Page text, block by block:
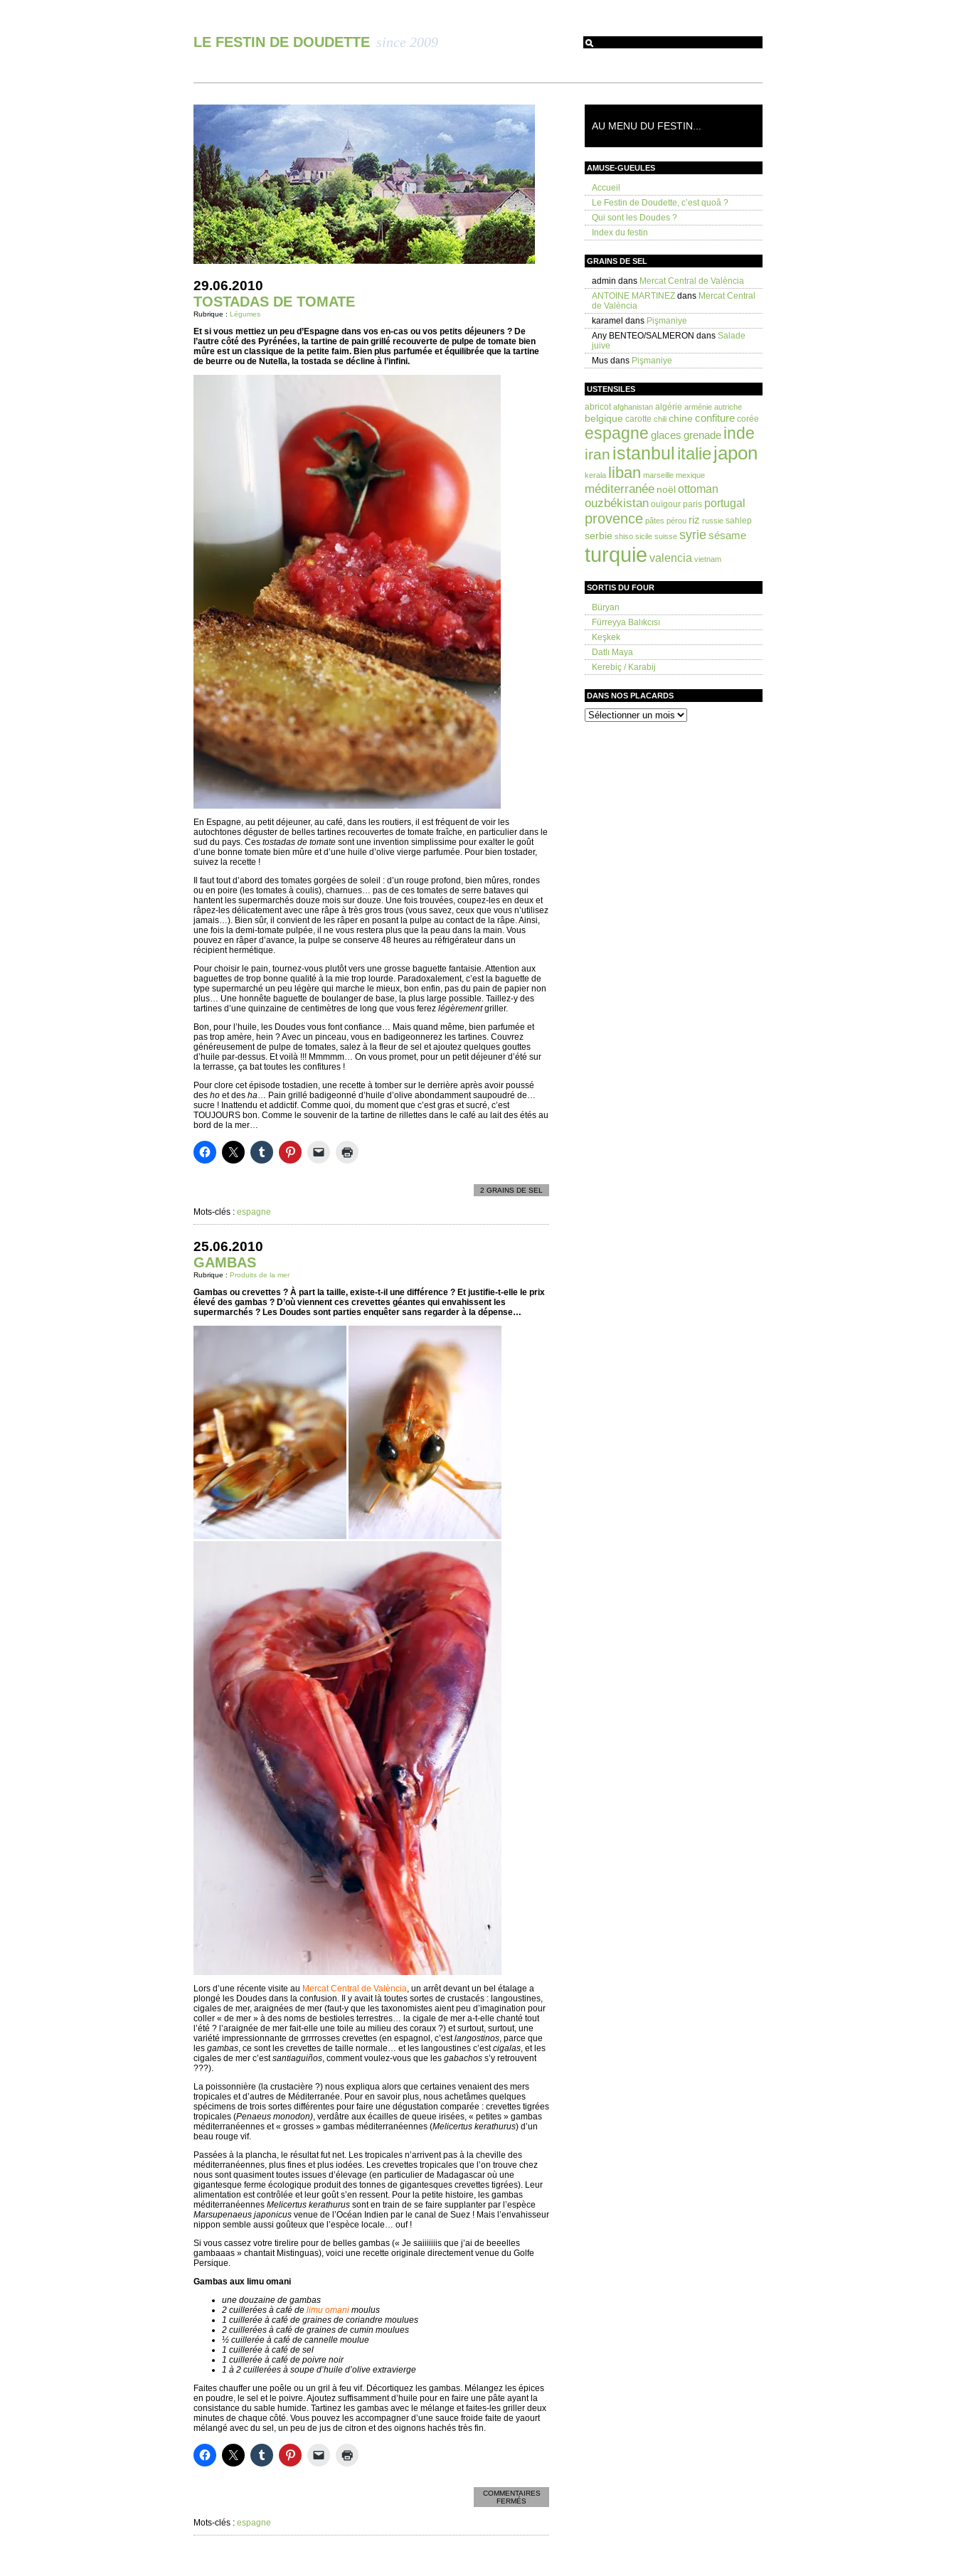
LE FESTIN DE DOUDETTE since 2009
29.06.2010
TOSTADAS DE TOMATE
Rubrique : Légumes
Et si vous mettiez un peu d’Espagne dans vos en-cas ou vos petits déjeuners ? De
l’autre côté des Pyrénées, la tartine de pain grillé recouverte de pulpe de tomate bien
mûre est un classique de la petite faim. Bien plus parfumée et équilibrée que la tartine
de beurre ou de Nutella, la tostada se décline à l’infini.
En Espagne, au petit déjeuner, au café, dans les routiers, il est fréquent de voir les
autochtones déguster de belles tartines recouvertes de tomate fraîche, en particulier dans le
sud du pays. Ces tostadas de tomate sont une invention simplissime pour exalter le goût
d’une bonne tomate bien mûre et d’une huile d’olive vierge parfumée. Pour bien tostader,
suivez la recette !
Il faut tout d’abord des tomates gorgées de soleil : d’un rouge profond, bien mûres, rondes
ou en poire (les tomates à coulis), charnues… pas de ces tomates de serre bataves qui
hantent les supermarchés douze mois sur douze. Une fois trouvées, coupez-les en deux et
râpez-les délicatement avec une râpe à très gros trous (vous savez, ceux que vous n’utilisez
jamais…). Bien sûr, il convient de les râper en posant la pulpe au contact de la râpe. Ainsi,
une fois la demi-tomate pulpée, il ne vous restera plus que la peau dans la main. Vous
pouvez en râper d’avance, la pulpe se conserve 48 heures au réfrigérateur dans un
récipient hermétique.
Pour choisir le pain, tournez-vous plutôt vers une grosse baguette fantaisie. Attention aux
baguettes de trop bonne qualité à la mie trop lourde. Paradoxalement, c’est la baguette de
type supermarché un peu légère qui marche le mieux, bon enfin, pas du pain de papier non
plus… Une honnête baguette de boulanger de base, la plus large possible. Taillez-y des
tartines d’une quinzaine de centimètres de long que vous ferez légèrementgriller.
Bon, pour l’huile, les Doudes vous font confiance… Mais quand même, bien parfumée et
pas trop amère, hein ? Avec un pinceau, vous en badigeonnerez les tartines. Couvrez
généreusement de pulpe de tomates, salez à la fleur de sel et ajoutez quelques gouttes
d’huile par-dessus. Et voilà !!! Mmmmm… On vous promet, pour un petit déjeuner d’été sur
la terrasse, ça bat toutes les confitures !
Pour clore cet épisode tostadien, une recette à tomber sur le derrière après avoir poussé
des ho et des ha… Pain grillé badigeonné d’huile d’olive abondamment saupoudré de…
sucre ! Inattendu et addictif. Comme quoi, du moment que c’est gras et sucré, c’est
TOUJOURS bon. Comme le souvenir de la tartine de rillettes dans le café au lait des étés au
bord de la mer…
2 GRAINS DE SEL
Mots-clés : espagne
25.06.2010
GAMBAS
Rubrique : Produits de la mer
Gambas ou crevettes ? À part la taille, existe-t-il une différence ? Et justifie-t-elle le prix
élevé des gambas ? D’où viennent ces crevettes géantes qui envahissent les
supermarchés ? Les Doudes sont parties enquêter sans regarder à la dépense…
Lors d’une récente visite au Mercat Central de València, un arrêt devant un bel étalage a
plongé les Doudes dans la confusion. Il y avait là toutes sortes de crustacés : langoustines,
cigales de mer, araignées de mer (faut-y que les taxonomistes aient peu d’imagination pour
coller « de mer » à des noms de bestioles terrestres… la cigale de mer a-t-elle chanté tout
l’été ? l’araignée de mer fait-elle une toile au milieu des coraux ?) et surtout, surtout, une
variété impressionnante de grrrrosses crevettes (en espagnol, c’estlangostinos, parce que
les gambas, ce sont les crevettes de taille normale… et les langoustines c’estcigalas, et les
cigales de mer c’estsantiaguiños, comment voulez-vous que les gabachos s’y retrouvent
???).
La poissonnière (la crustacière ?) nous expliqua alors que certaines venaient des mers
tropicales et d’autres de Méditerranée. Pour en savoir plus, nous achetâmes quelques
spécimens de trois sortes différentes pour faire une dégustation comparée : crevettes tigrées
tropicales (Penaeus monodon), verdâtre aux écailles de queue irisées, « petites » gambas
méditerranéennes et « grosses » gambas méditerranéennes (Melicertus kerathurus) d’un
beau rouge vif.
Passées à la plancha, le résultat fut net. Les tropicales n’arrivent pas à la cheville des
méditerranéennes, plus fines et plus iodées. Les crevettes tropicales que l’on trouve chez
nous sont quasiment toutes issues d’élevage (en particulier de Madagascar où une
gigantesque ferme écologique produit des tonnes de gigantesques crevettes tigrées). Leur
alimentation est contrôlée et leur goût s’en ressent. Pour la petite histoire, les gambas
méditerranéennes Melicertus kerathurus sont en train de se faire supplanter par l’espèce
Marsupenaeus japonicus venue de l’Océan Indien par le canal de Suez ! Mais l’envahisseur
nippon semble aussi goûteux que l’espèce locale… ouf !
Si vous cassez votre tirelire pour de belles gambas (« Je saiiiiiiis que j’ai de beeelles
gambaaas » chantait Mistinguas), voici une recette originale directement venue du Golfe
Persique.
Gambas aux limu omani
une douzaine de gambas
2 cuillerées à café de limu omani moulus
1 cuillerée à café de graines de coriandre moulues
2 cuillerées à café de graines de cumin moulues
½ cuillerée à café de cannelle moulue
1 cuillerée à café de sel
1 cuillerée à café de poivre noir
1 à 2 cuillerées à soupe d’huile d’olive extravierge
Faites chauffer une poêle ou un gril à feu vif. Décortiquez les gambas. Mélangez les épices
en poudre, le sel et le poivre. Ajoutez suffisamment d’huile pour en faire une pâte ayant la
consistance du sable humide. Tartinez les gambas avec le mélange et faites-les griller deux
minutes de chaque côté. Vous pouvez les accompagner d’une sauce froide faite de yaourt
mélangé avec du sel, un peu de jus de citron et des oignons hachés très fin.
COMMENTAIRES
FERMÉS
GAMBAS
Mots-clés : espagne
AU MENU DU FESTIN...
AMUSE-GUEULES
Accueil
Le Festin de Doudette, c’est quoâ ?
Qui sont les Doudes ?
Index du festin
GRAINS DE SEL
admin dans Mercat Central de València
ANTOINE MARTINEZ dans Mercat Central
de València
karamel dans Pişmaniye
Any BENTEO/SALMERON dans Salade
juive
Mus dans Pişmaniye
USTENSILES
abricot afghanistan algérie arménie autriche
belgique carotte chili chine confiture corée
espagne glaces grenade inde
iran istanbul italiejapon
kerala liban marseille mexique
méditerranée noëlottoman
ouzbékistan ouïgour paris portugal
provence pâtes pérou riz russie sahlep
serbie shiso sicile suisse syriesésame
turquie valencia vietnam
SORTIS DU FOUR
Büryan
Fürreyya Balıkcısı
Keşkek
Datlı Maya
Kerebiç / Karabij
DANS NOS PLACARDS
dans
nos